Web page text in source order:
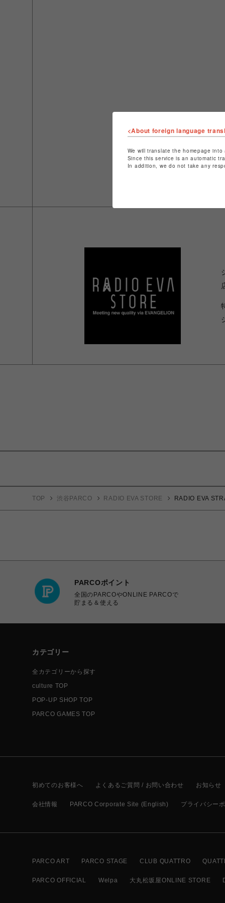
TOP 渋谷PARCO RADIO EVA STORE RADIO EVA
PARCOポイント
全国のPARCOやONLINE PARCOで
貯まる＆使える
カテゴリー
全カテゴリーから探す
culture TOP
POP-UP SHOP TOP
PARCO GAMES TOP
初めてのお客様へ よくあるご質問 / お問い合わせ お知らせ
会社情報 PARCO Corporate Site (English) プライバシー
PARCO ART PARCO STAGE CLUB QUATTRO
PARCO OFFICIAL Welpa 大丸松坂屋ONLINE STORE
<About foreign language
We will translate the homepage
Since this service is an automatic
In addition, we do not take any